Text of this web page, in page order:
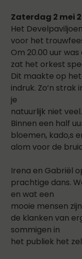
Zaterdag 2 mei
Het
voor het
Om 20.00 uur
zat het orkest
Dit maakte op
indruk. Zo’n
je
natuurlijk niet
Binnen een half
bloemen, kado,s
alom voor de
Irena en Gabriël
prachtige dans.
en wat een
mooie mensen
de klanken van
sommigen in
het publiek het